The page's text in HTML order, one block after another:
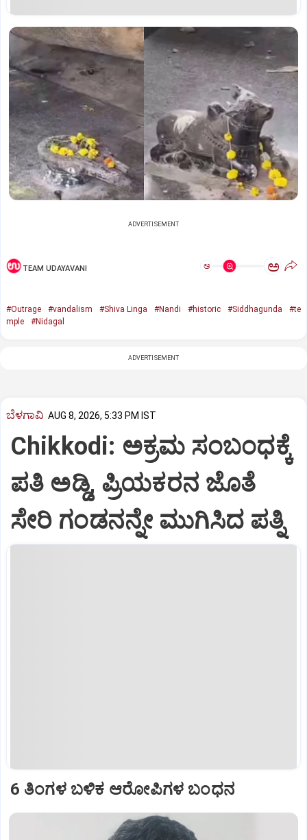
ADVERTISEMENT
TEAM UDAYAVANI ಅ ಅ
#Outrage #vandalism #Shiva Linga #Nandi #historic #Siddhagunda
#te
mple
#Nidagal
ADVERTISEMENT
ಬೆಳಗಾವಿ AUG 8, 2026, 5:33 PM IST
Chikkodi: ಅಕ್ರಮ ಸಂಬಂಧಕ್ಕೆ
ಪತಿ ಅಡ್ಡಿ, ಪ್ರಿಯಕರನ ಜೊತೆ
ಸೇರಿ ಗಂಡನನ್ನೇ ಮುಗಿಸಿದ ಪತ್ನಿ
6 ತಿಂಗಳ ಬಳಿಕ ಆರೋಪಿಗಳ ಬಂಧನ